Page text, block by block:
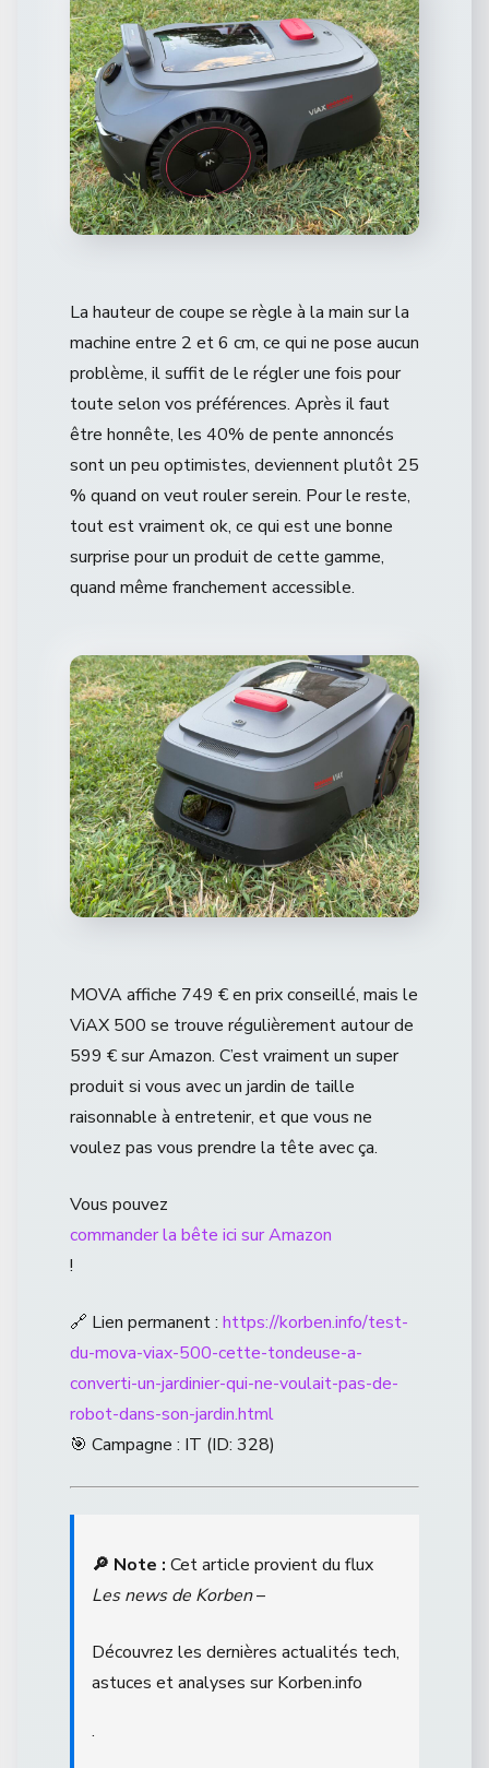
La hauteur de coupe se règle à la main sur la
machine entre 2 et 6 cm, ce qui ne pose aucun
problème, il suffit de le régler une fois pour
toute selon vos préférences. Après il faut
être honnête, les 40% de pente annoncés
sont un peu optimistes, deviennent plutôt 25
% quand on veut rouler serein. Pour le reste,
tout est vraiment ok, ce qui est une bonne
surprise pour un produit de cette gamme,
quand même franchement accessible.
MOVA affiche 749 € en prix conseillé, mais le
ViAX 500 se trouve régulièrement autour de
599 € sur Amazon. C’est vraiment un super
produit si vous avec un jardin de taille
raisonnable à entretenir, et que vous ne
voulez pas vous prendre la tête avec ça.
Vous pouvez
commander la bête ici sur Amazon
!
🔗 Lien permanent : https://korben.info/test-
du-mova-viax-500-cette-tondeuse-a-
converti-un-jardinier-qui-ne-voulait-pas-de-
robot-dans-son-jardin.html
🎯 Campagne : IT (ID: 328)
🔎 Note : Cet article provient du flux
Les news de Korben–
Découvrez les dernières actualités tech,
astuces et analyses sur Korben.info
.